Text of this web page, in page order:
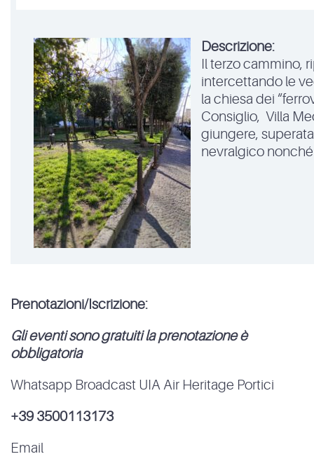
Descrizione:
Il terzo cammino,
intercettando le
la chiesa dei
Consiglio, Villa
giungere,
nevralgico
Prenotazioni/Iscrizione:
Gli eventi sono gratuiti la prenotazione è
obbligatoria
Whatsapp Broadcast UIA Air Heritage Portici
+39 3500113173
Email